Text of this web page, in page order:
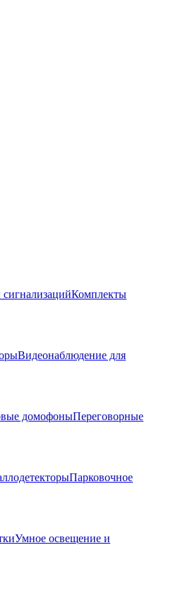
Комплекты
Видеонаблюдение для
домофоныПереговорные
Парковочное
Умное освещение и